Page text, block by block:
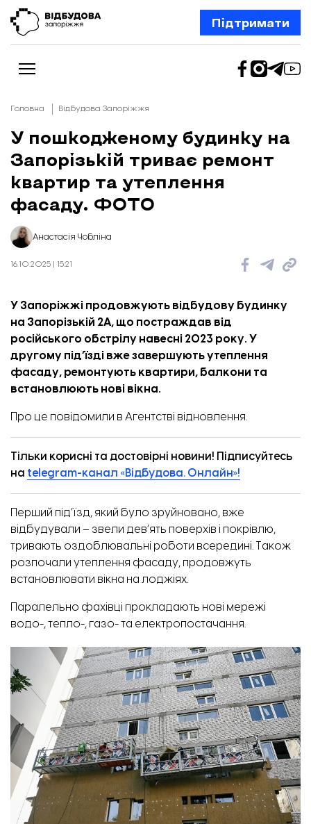
Підтримати
Новини
Відбудова Запоріжжя
Ексклюзив
Бізнес
Шлях додому
Колонки
Про нас
Редакційна політика
Головна Відбудова Запоріжжя
У пошкодженому будинку на
Запорізькій триває ремонт
квартир та утеплення
фасаду. ФОТО
Анастасія Чобліна
16.10.2025 | 15:21
У Запоріжжі продовжують відбудову будинку
на Запорізькій 2А, що постраждав від
російського обстрілу навесні 2023 року. У
другому під’їзді вже завершують утеплення
фасаду, ремонтують квартири, балкони та
встановлюють нові вікна.
Про це повідомили в Агентстві відновлення.
Тільки корисні та достовірні новини! Підписуйтесь
на telegram-канал «Відбудова. Онлайн»!
Перший під’їзд, який було зруйновано, вже
відбудували – звели дев’ять поверхів і покрівлю,
тривають оздоблювальні роботи всередині. Також
розпочали утеплення фасаду, продовжуть
встановлювати вікна на лоджіях.
Паралельно фахівці прокладають нові мережі
водо-, тепло-, газо- та електропостачання.